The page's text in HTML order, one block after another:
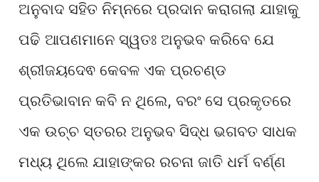
ଅନୁବାଦ ସହିତ ନିମ୍ନରେ ପ୍ରଦାନ କରାଗଲା ଯାହାକୁ
ପଢି ଆପଣମାନେ ସ୍ୱତଃ ଅନୁଭବ କରିବେ ଯେ
ଶ୍ରୀଜୟଦେଵ କେବଳ ଏକ ପ୍ରଚଣ୍ଡ
ପ୍ରତିଭାବାନ କବି ନ ଥିଲେ, ବରଂ ସେ ପ୍ରକୃତରେ
ଏକ ଉଚ୍ଚ ସ୍ତରର ଅନୁଭବ ସିଦ୍ଧ ଭଗବତ ସାଧକ
ମଧ୍ୟ ଥିଲେ ଯାହାଙ୍କର ରଚନା ଜାତି ଧର୍ମ ବର୍ଣ୍ଣ